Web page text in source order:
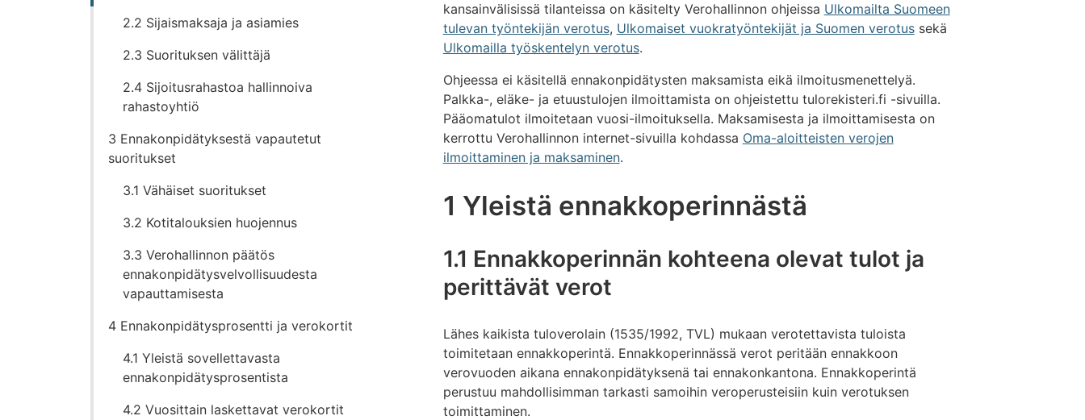
2.2 Sijaismaksaja ja asiamies
2.3 Suorituksen välittäjä
2.4 Sijoitusrahastoa hallinnoiva
rahastoyhtiö
3 Ennakonpidätyksestä vapautetut
suoritukset
3.1 Vähäiset suoritukset
3.2 Kotitalouksien huojennus
3.3 Verohallinnon päätös
ennakonpidätysvelvollisuudesta
vapauttamisesta
4 Ennakonpidätysprosentti ja verokortit
4.1 Yleistä sovellettavasta
ennakonpidätysprosentista
4.2 Vuosittain laskettavat verokortit
kansainvälisissä tilanteissa on käsitelty Verohallinnon ohjeissa Ulkomailta Suomeen
tulevan työntekijän verotus, Ulkomaiset vuokratyöntekijät ja Suomen verotussekä
Ulkomailla työskentelyn verotus.
Ohjeessa ei käsitellä ennakonpidätysten maksamista eikä ilmoitusmenettelyä.
Palkka-, eläke- ja etuustulojen ilmoittamista on ohjeistettu tulorekisteri.fi -sivuilla.
Pääomatulot ilmoitetaan vuosi-ilmoituksella. Maksamisesta ja ilmoittamisesta on
kerrottu Verohallinnon internet-sivuilla kohdassa Oma-aloitteisten verojen
ilmoittaminen ja maksaminen.
1 Yleistä ennakkoperinnästä
1.1 Ennakkoperinnän kohteena olevat tulot ja
perittävät verot
Lähes kaikista tuloverolain (1535/1992, TVL) mukaan verotettavista tuloista
toimitetaan ennakkoperintä. Ennakkoperinnässä verot peritään ennakkoon
verovuoden aikana ennakonpidätyksenä tai ennakonkantona. Ennakkoperintä
perustuu mahdollisimman tarkasti samoihin veroperusteisiin kuin verotuksen
toimittaminen.